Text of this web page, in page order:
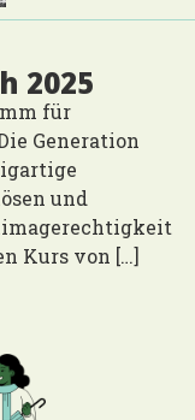
2025
für
Generation
und
Kurs von […]